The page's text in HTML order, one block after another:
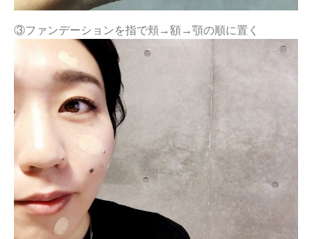
③ファンデーションを指で頬→額→顎の順に置く